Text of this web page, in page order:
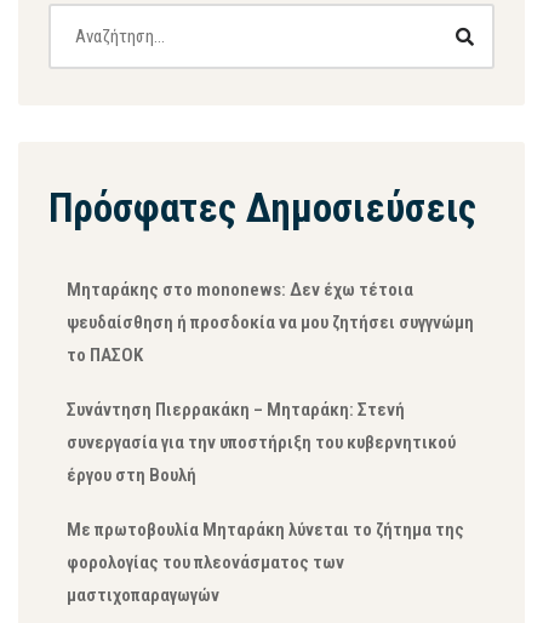
Πρόσφατες Δημοσιεύσεις
Μηταράκης στο mononews: Δεν έχω τέτοια
ψευδαίσθηση ή προσδοκία να μου ζητήσει συγγνώμη
το ΠΑΣΟΚ
Συνάντηση Πιερρακάκη – Μηταράκη: Στενή
συνεργασία για την υποστήριξη του κυβερνητικού
έργου στη Βουλή
Με πρωτοβουλία Μηταράκη λύνεται το ζήτημα της
φορολογίας του πλεονάσματος των
μαστιχοπαραγωγών